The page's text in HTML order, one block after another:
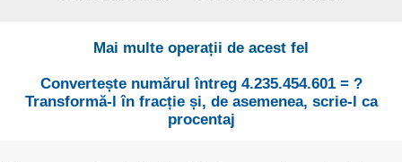
Mai multe operații de acest fel
Convertește numărul întreg 4.235.454.601 = ?
Transformă-l în fracție și, de asemenea, scrie-l ca
procentaj